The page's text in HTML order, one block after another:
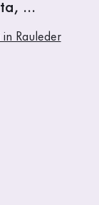
...
in Rauleder